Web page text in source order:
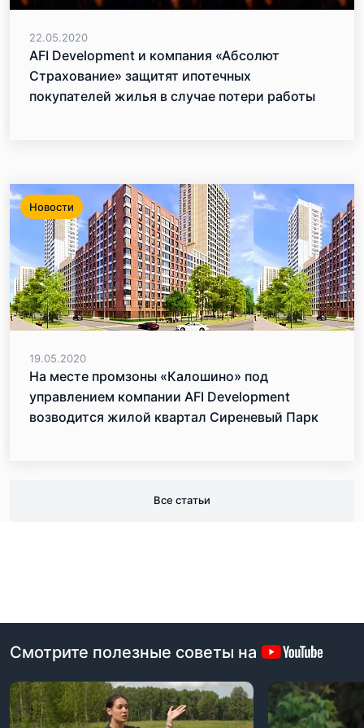
22.05.2020
AFI Development и компания «Абсолют
Страхование» защитят ипотечных
покупателей жилья в случае потери работы
Новости
19.05.2020
На месте промзоны «Калошино» под
управлением компании AFI Development
возводится жилой квартал Сиреневый Парк
Все статьи
Смотрите полезные советы на